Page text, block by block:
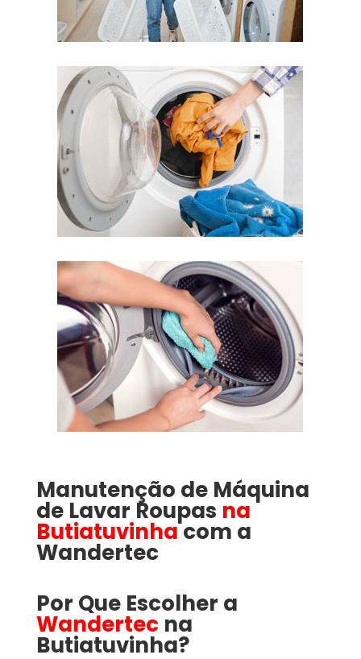
Manutenção de Máquina
de Lavar Roupas na
Butiatuvinhacom a
Wandertec
Por Que Escolher a
Wandertec na
Butiatuvinha​​​?